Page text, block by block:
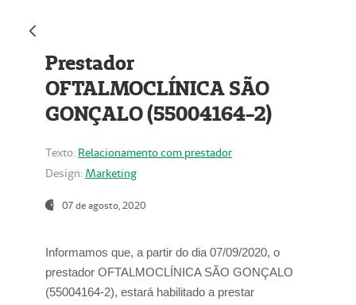
Prestador
OFTALMOCLÍNICA SÃO
GONÇALO (55004164-2)
Texto: Relacionamento com prestador
Design: Marketing
07 de agosto, 2020
Informamos que, a partir do dia07/09/2020, o
prestador OFTALMOCLÍNICA SÃO GONÇALO
(55004164-2), estará habilitado a prestar